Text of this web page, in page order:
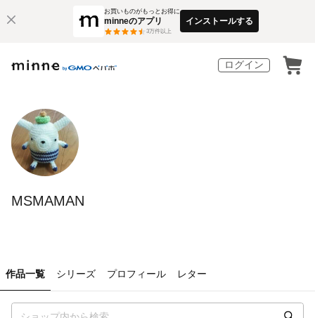
お買いものがもっとお得に
minneのアプリ
3万件以上
インストールする
ログイン
MSMAMAN
作品一覧 シリーズ プロフィール レター